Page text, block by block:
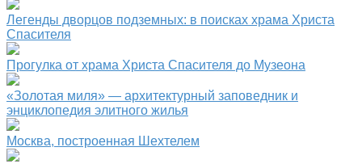
Легенды дворцов подземных: в поисках храма Христа
Спасителя
Прогулка от храма Христа Спасителя до Музеона
«Золотая миля» — архитектурный заповедник и
энциклопедия элитного жилья
Москва, построенная Шехтелем